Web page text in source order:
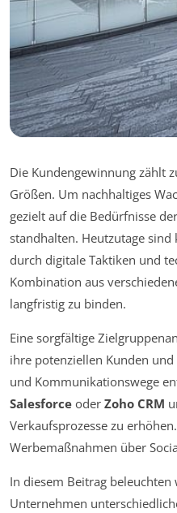
Die Kundengewinnung zählt
Größen. Um nachhaltiges
gezielt auf die Bedürfnisse
standhalten. Heutzutage
durch digitale Taktiken und
Kombination aus
langfristig zu binden.
Eine sorgfältige
ihre potenziellen Kunden
und Kommunikationswege
Salesforce oder Zoho CRM
Verkaufsprozesse zu
Werbemaßnahmen über
In diesem Beitrag
Unternehmen